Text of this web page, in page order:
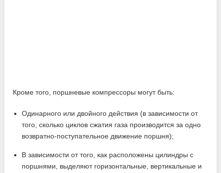
Кроме того, поршневые компрессоры могут быть:
Одинарного или двойного действия (в зависимости от
того, сколько циклов сжатия газа производится за одно
возвратно-поступательное движение поршня);
В зависимости от того, как расположены цилиндры с
поршнями, выделяют горизонтальные, вертикальные и